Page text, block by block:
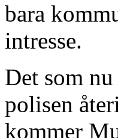
bara
intresse.
Det som
polisen
kommer